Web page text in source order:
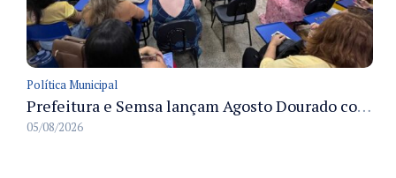
Política Municipal
Prefeitura e Semsa lançam Agosto Dourado com ações para fortalecer o aleitamento materno em Manaus
05/08/2026